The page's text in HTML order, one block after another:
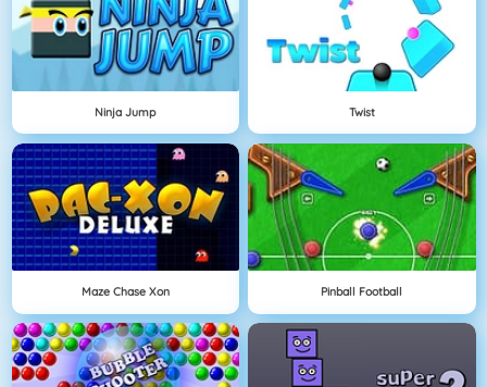
Ninja Jump Twist
Maze Chase Xon Pinball Football